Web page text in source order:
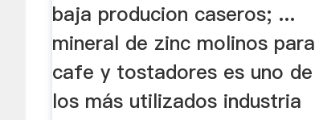
baja producion caseros; ...
mineral de zinc molinos para
cafe y tostadores es uno de
los más utilizados industria